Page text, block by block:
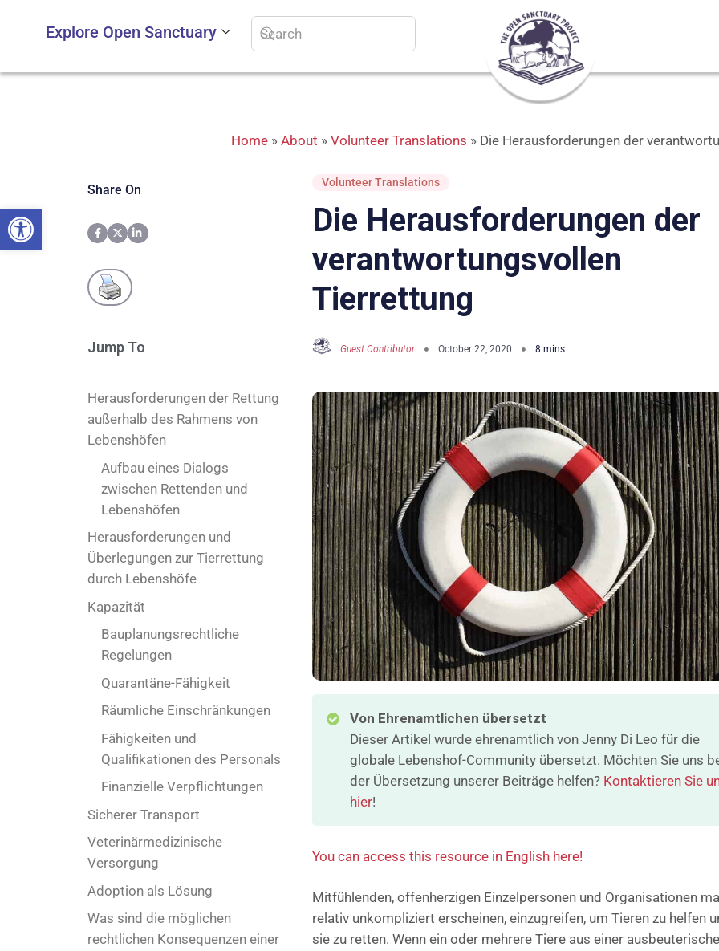
Open toolbar
Explore Open Sanctuary
Home» About » Volunteer Translations » Die Herausforderungen der
Share On
Jump To
Herausforderungen der Rettung
außerhalb des Rahmens von
Lebenshöfen
Aufbau eines Dialogs
zwischen Rettenden und
Lebenshöfen
Herausforderungen und
Überlegungen zur Tierrettung
durch Lebenshöfe
Kapazität
Bauplanungsrechtliche
Regelungen
Quarantäne-Fähigkeit
Räumliche Einschränkungen
Fähigkeiten und
Qualifikationen des Personals
Finanzielle Verpflichtungen
Sicherer Transport
Veterinärmedizinische
Versorgung
Adoption als Lösung
Was sind die möglichen
rechtlichen Konsequenzen einer
Volunteer Translations
Die Herausforderungen der
verantwortungsvollen
Tierrettung
Guest Contributor October 22, 2020
Von Ehrenamtlichen übersetzt
Dieser Artikel wurde ehrenamtlich von Jenny Di Leo für die
globale Lebenshof-Community übersetzt. Möchten Sie uns
der Übersetzung unserer Beiträge helfen? Kontaktieren Sie
hier!
You can access this resource in English here!
Mitfühlenden, offenherzigen Einzelpersonen und Organisationen
relativ unkompliziert erscheinen, einzugreifen, um Tieren zu helfen
sie zu retten. Wenn ein oder mehrere Tiere aus einer